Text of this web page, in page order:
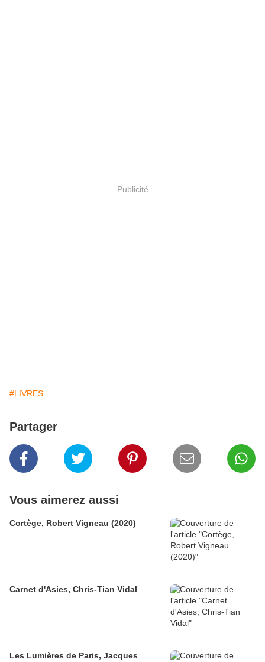
Publicité
#LIVRES
Partager
Vous aimerez aussi
Cortège, Robert Vigneau (2020)
Carnet d'Asies, Chris-Tian Vidal
Les Lumières de Paris, Jacques